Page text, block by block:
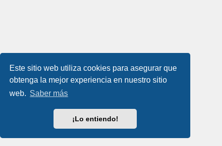
Este sitio web utiliza cookies para asegurar que
obtenga la mejor experiencia en nuestro sitio
web. Saber más
¡Lo entiendo!